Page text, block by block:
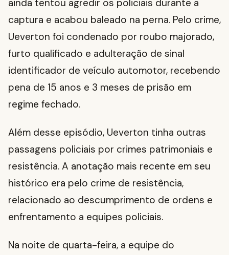
ainda tentou agredir os policiais durante a
captura e acabou baleado na perna. Pelo crime,
Ueverton foi condenado por roubo majorado,
furto qualificado e adulteração de sinal
identificador de veículo automotor, recebendo
pena de 15 anos e 3 meses de prisão em
regime fechado.
Além desse episódio, Ueverton tinha outras
passagens policiais por crimes patrimoniais e
resistência. A anotação mais recente em seu
histórico era pelo crime de resistência,
relacionado ao descumprimento de ordens e
enfrentamento a equipes policiais.
Na noite de quarta-feira, a equipe do